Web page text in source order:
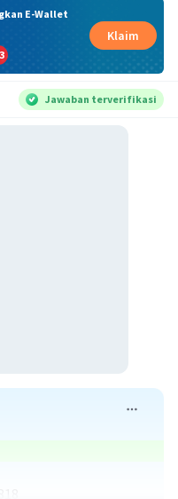
E-Wallet
Klaim
Jawaban terverifikasi